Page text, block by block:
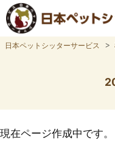
日本ペットシッターサービス
現在ページ作成中です。